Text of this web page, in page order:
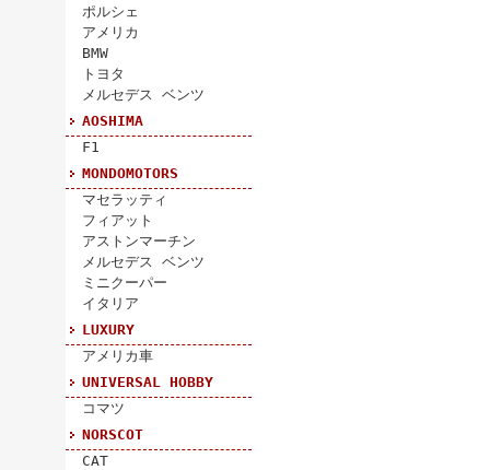
ポルシェ
アメリカ
BMW
トヨタ
メルセデス ベンツ
AOSHIMA
F1
MONDOMOTORS
マセラッティ
フィアット
アストンマーチン
メルセデス ベンツ
ミニクーパー
イタリア
LUXURY
アメリカ車
UNIVERSAL HOBBY
コマツ
NORSCOT
CAT